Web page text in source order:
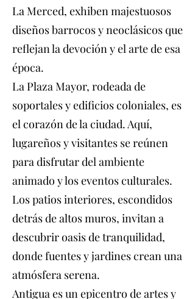
La Merced, exhiben majestuosos
diseños barrocos y neoclásicos que
reflejan la devoción y el arte de esa
época.
La Plaza Mayor, rodeada de
soportales y edificios coloniales, es
el corazón de la ciudad. Aquí,
lugareños y visitantes se reúnen
para disfrutar del ambiente
animado y los eventos culturales.
Los patios interiores, escondidos
detrás de altos muros, invitan a
descubrir oasis de tranquilidad,
donde fuentes y jardines crean una
atmósfera serena.
Antigua es un epicentro de artes y